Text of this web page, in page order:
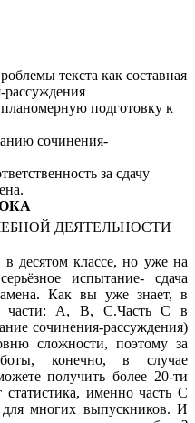
текста как составная
рассуждения
подготовку к
за сдачу
ДЕЯТЕЛЬНОСТИ
десятом классе, но уже на
испытание- сдача
Как вы уже знает, в
части: А, В, С.Часть С в
сочинения-рассуждения)
сложности, поэтому за
конечно, в случае
получить более 20-ти
именно часть С
для многих выпускников. И